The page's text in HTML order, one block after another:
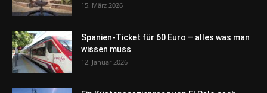
15. März 2026
Spanien-Ticket für 60 Euro – alles was man
wissen muss
12. Januar 2026